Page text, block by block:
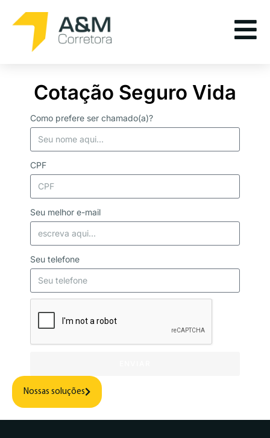
Cotação Seguro Vida
Como prefere ser chamado(a)?
CPF
Seu melhor e-mail
Seu telefone
Nossas soluções